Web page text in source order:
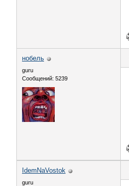
нобель
guru
Сообщений: 5239
IdemNaVostok
guru